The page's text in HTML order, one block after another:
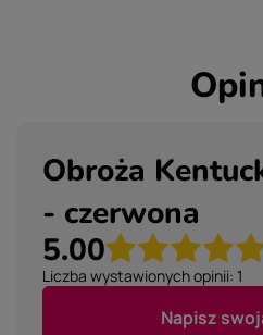
Obroża
- czerwona
5.00
Liczba wystawionych opinii: 1
Napisz